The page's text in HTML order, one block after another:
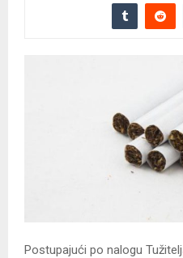
Postupajući po nalogu